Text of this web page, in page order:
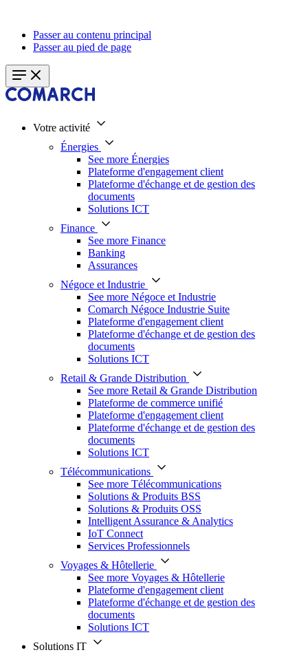
Passer au contenu principal
Passer au pied de page
Votre activité
Énergies
See more Énergies
Plateforme d'engagement client
Plateforme d'échange et de gestion des
documents
Solutions ICT
Finance
See more Finance
Banking
Assurances
Négoce et Industrie
See more Négoce et Industrie
Comarch Négoce Industrie Suite
Plateforme d'engagement client
Plateforme d'échange et de gestion des
documents
Solutions ICT
Retail & Grande Distribution
See more Retail & Grande Distribution
Plateforme de commerce unifié
Plateforme d'engagement client
Plateforme d'échange et de gestion des
documents
Solutions ICT
Télécommunications
See more Télécommunications
Solutions & Produits BSS
Solutions & Produits OSS
Intelligent Assurance & Analytics
IoT Connect
Services Professionnels
Voyages & Hôtellerie
See more Voyages & Hôtellerie
Plateforme d'engagement client
Plateforme d'échange et de gestion des
documents
Solutions ICT
Solutions IT